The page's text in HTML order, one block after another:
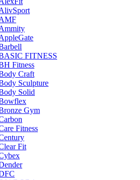
FITNESS
Fitness
Craft
Sculpture
Solid
Gym
Fitness
Fit